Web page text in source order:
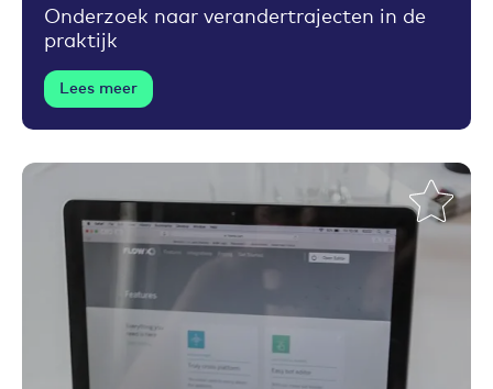
Onderzoek naar verandertrajecten in de
praktijk
Lees meer